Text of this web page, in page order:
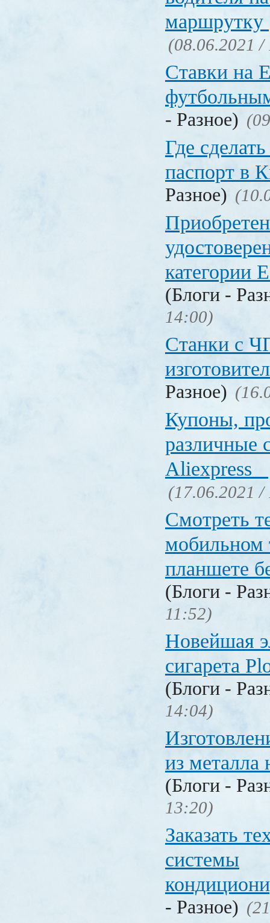
маршрутку
(08.06.2021 /
Ставки на
- Разное)
Где
паспорт в
Разное)
категории
(Блоги -
14:00)
Станки с
Разное)
Купоны,
различные
Aliexpress
(17.06.2021 /
Смотреть
мобильном
планшете
(Блоги -
11:52)
Новейшая
сигарета
(Блоги -
14:04)
из
(Блоги -
13:20)
Заказать
системы
- Разное)